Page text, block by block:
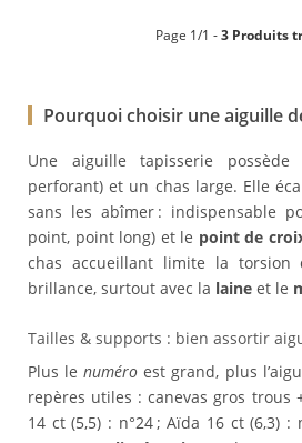
Page 1/1 -3 Produits
Pourquoi choisir une aiguille
Une aiguille tapisserie
perforant) et un chas large. Elle
sans les abîmer : indispensable
point, point long) et le point de
chas accueillant limite la
brillance, surtout avec la laine et le
Tailles & supports : bien assortir
Plus lenuméro est grand, plus
repères utiles : canevas gros trous
14 ct (5,5) : n°24 ; Aïda 16 ct (6,3) :